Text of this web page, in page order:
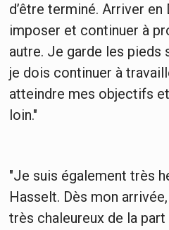
d’être terminé. Arriver en
imposer et continuer à
autre. Je garde les pieds
je dois continuer à
atteindre mes objectifs
loin."
"Je suis également très
Hasselt. Dès mon
très chaleureux de la